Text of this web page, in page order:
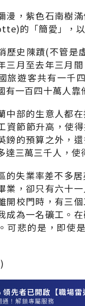
漫，紫色石南樹
的「簡愛」，
歷史陳蹟(不管是
三月至去年三月
旅遊客共有一千
有一百四十萬人靠
中部的生意人都
資節節升高，使
鎊的預算之外，
達三萬三千人，使
的失業率差不多
業，卻只有六十
開校門時，有三
成為一名礦工。
可悲的是，即使
領先者已開啟【職場雷
通！解鎖專屬服務